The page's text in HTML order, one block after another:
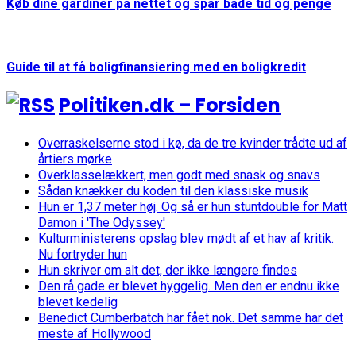
Køb dine gardiner på nettet og spar både tid og penge
Guide til at få boligfinansiering med en boligkredit
Politiken.dk – Forsiden
Overraskelserne stod i kø, da de tre kvinder trådte ud af
årtiers mørke
Overklasselækkert, men godt med snask og snavs
Sådan knækker du koden til den klassiske musik
Hun er 1,37 meter høj. Og så er hun stuntdouble for Matt
Damon i 'The Odyssey'
Kulturministerens opslag blev mødt af et hav af kritik.
Nu fortryder hun
Hun skriver om alt det, der ikke længere findes
Den rå gade er blevet hyggelig. Men den er endnu ikke
blevet kedelig
Benedict Cumberbatch har fået nok. Det samme har det
meste af Hollywood